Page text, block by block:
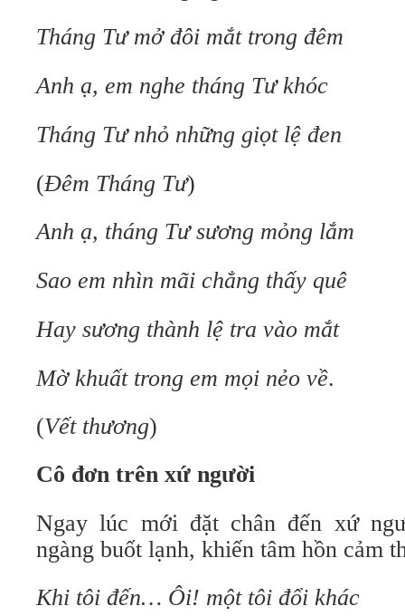
Tháng Tư mở đôi mắt trong đêm
Anh ạ, em nghe tháng Tư khóc
Tháng Tư nhỏ những giọt lệ đen
(Đêm Tháng Tư)
Anh ạ, tháng Tư sương mỏng lắm
Sao em nhìn mãi chẳng thấy quê
Hay sương thành lệ tra vào mắt
Mờ khuất trong em mọi nẻo về.
(Vết thương)
Cô đơn trên xứ người
Ngay lúc mới đặt chân đến xứ
ngàng buốt lạnh, khiến tâm hồn cảm
Khi tôi đến… Ôi! một tôi đổi khác